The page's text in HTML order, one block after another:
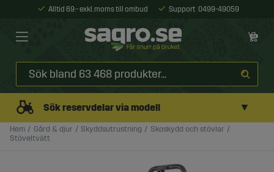
Alltid 69:- exkl. moms till ombud Support 0499-49059
Sök reservdelar via modell ▼
Hem Gård & djur Skyddsutrustning
Skoskydd och stövlar
Stöveltvätt